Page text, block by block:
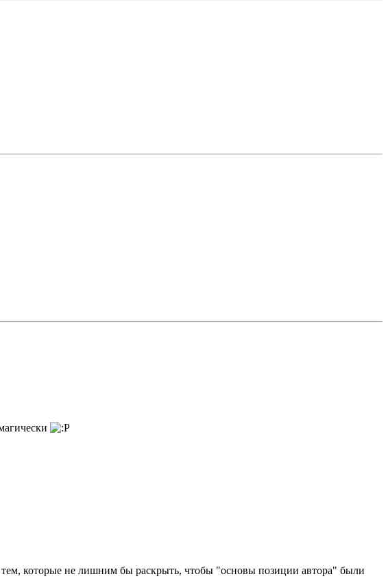
тем, которые не лишним бы раскрыть, чтобы "основы позиции автора" были